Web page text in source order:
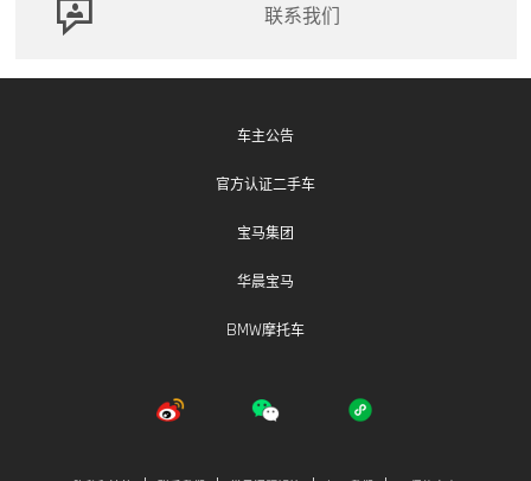
联系我们
车主公告
官方认证二手车
宝马集团
华晨宝马
BMW摩托车